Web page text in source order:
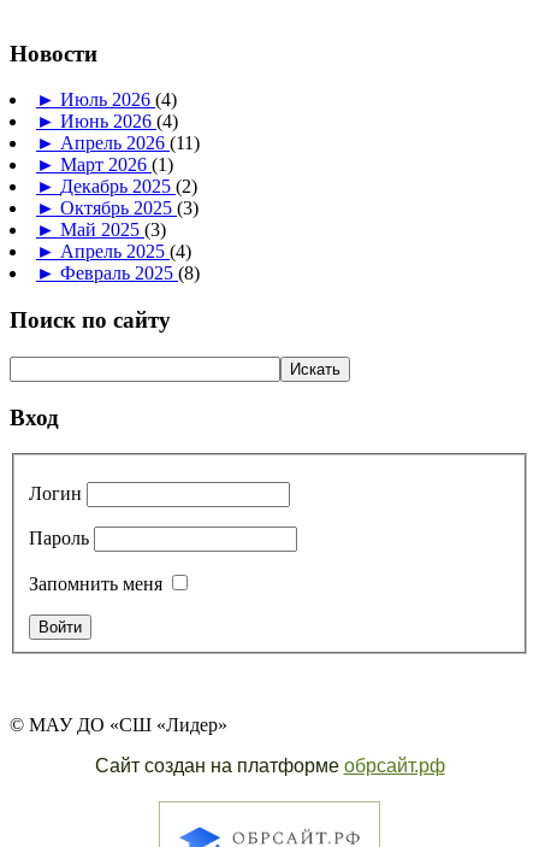
Новости
► Июль 2026 (4)
► Июнь 2026 (4)
► Апрель 2026 (11)
► Март 2026 (1)
► Декабрь 2025 (2)
► Октябрь 2025 (3)
► Май 2025 (3)
► Апрель 2025 (4)
► Февраль 2025 (8)
Поиск по сайту
Вход
Логин
Пароль
Запомнить меня
© МАУ ДО «СШ «Лидер»
Сайт создан на платформе обрсайт.рф